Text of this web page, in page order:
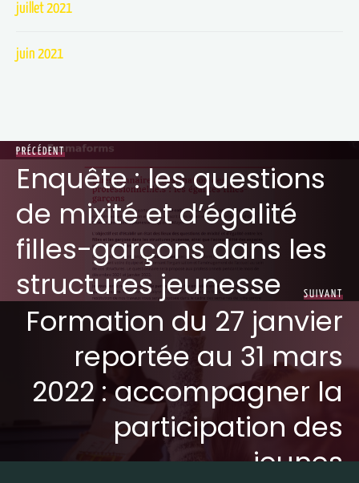
juillet 2021
juin 2021
PRÉCÉDENT
Enquête : les questions
de mixité et d’égalité
filles-garçons dans les
structures jeunesse
SUIVANT
Formation du 27 janvier
reportée au 31 mars
2022 : accompagner la
participation des
jeunes